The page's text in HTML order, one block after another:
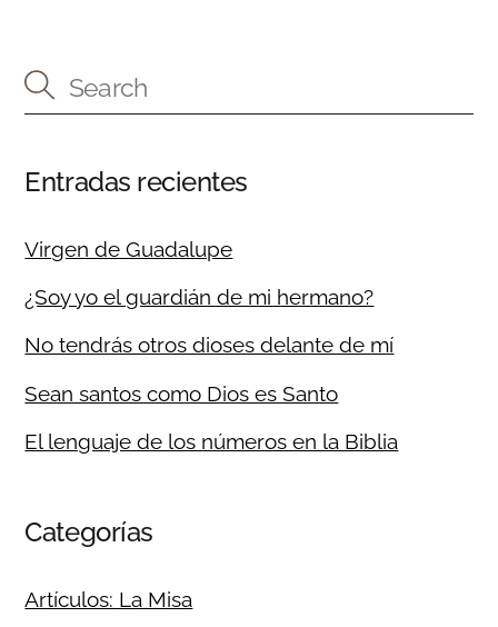
Entradas recientes
Virgen de Guadalupe
¿Soy yo el guardián de mi hermano?
No tendrás otros dioses delante de mí
Sean santos como Dios es Santo
El lenguaje de los números en la Biblia
Categorías
Artículos: La Misa